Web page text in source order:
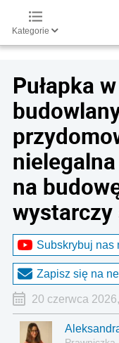
Kategorie
Pułapka
na
wystarczy
Subskrybuj nas
Zapisz się na
20 czerwca